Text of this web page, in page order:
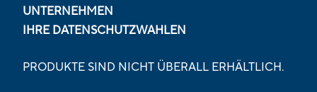
UNTERNEHMEN
IHRE DATENSCHUTZWAHLEN
PRODUKTE SIND NICHT ÜBERALL ERHÄLTLICH.